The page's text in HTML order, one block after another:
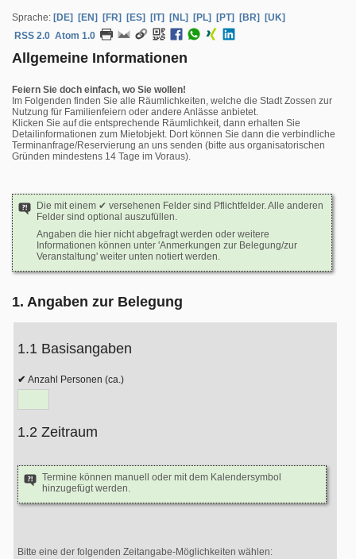
Sprache: [DE] [EN] [FR] [ES] [IT] [NL] [PL] [PT] [BR]
[UK]
RSS 2.0 Atom 1.0
Allgemeine Informationen
Feiern Sie doch einfach, wo Sie wollen!
Im Folgenden finden Sie alle Räumlichkeiten, welche die Stadt Zossen zur
Nutzung für Familienfeiern oder andere Anlässe anbietet.
Klicken Sie auf die entsprechende Räumlichkeit, dann erhalten Sie
Detailinformationen zum Mietobjekt. Dort können Sie dann die verbindliche
Terminanfrage/Reservierung an uns senden (bitte aus organisatorischen
Gründen mindestens 14 Tage im Voraus).
Die mit einem ✔ versehenen Felder sind Pflichtfelder. Alle anderen
Felder sind optional auszufüllen.
Angaben die hier nicht abgefragt werden oder weitere
Informationen können unter 'Anmerkungen zur Belegung/zur
Veranstaltung' weiter unten notiert werden.
1. Angaben zur Belegung
1.1 Basisangaben
Anzahl Personen (ca.)
1.2 Zeitraum
Termine können manuell oder mit dem Kalendersymbol
hinzugefügt werden.
Bitte eine der folgenden Zeitangabe-Möglichkeiten wählen: